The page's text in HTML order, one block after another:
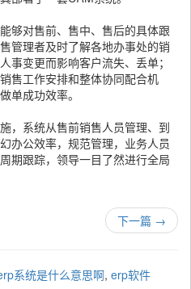
够对售前、售中、售后的具体跟
管理者及时了解各地办事处的销
事变更而影响客户流失、丢单；
售工作安排和整体协同配合机
单成功效率。
，系统从售前销售人员管理、到
办公效率，规范管理，业务人员
期跟踪，领导一目了然进行全局
下一篇 →
系统是什么意思啊, erp软件